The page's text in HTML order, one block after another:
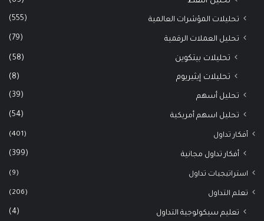
تحليلات المؤشرات العالمية (555)
تحليل العملات الرقمية (79)
تحليلات بيتكوين (58)
تحليلات إيثيريوم (8)
تحليل أسهم (39)
تحليل اسهم أمريكية (54)
أفكار تداول (401)
أفكار تداول مجانية (399)
استراتيجيات تداول (9)
تعلم التداول (206)
تعليم سيكولوجية التداول (4)